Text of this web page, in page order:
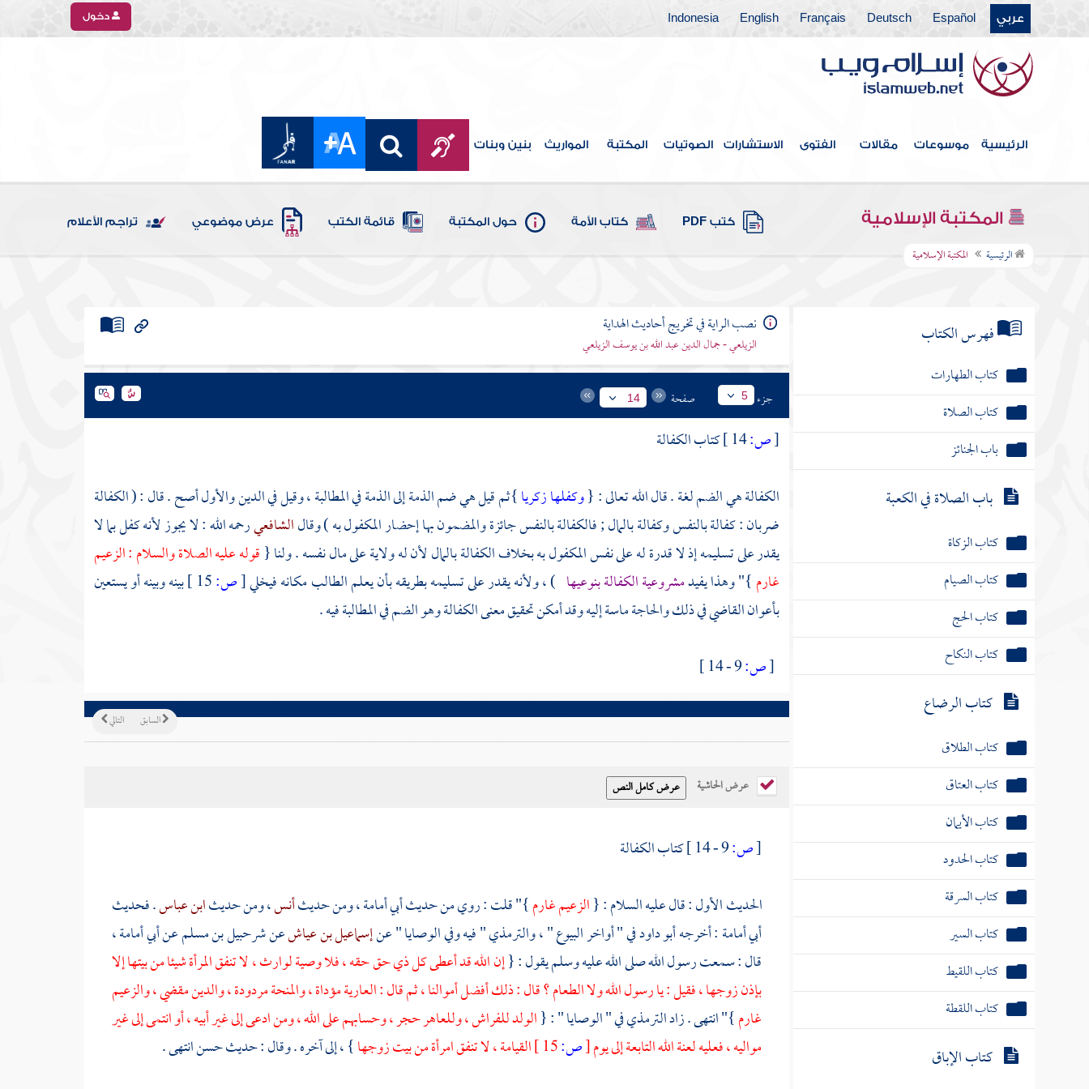
عربي Español
Deutsch
Français
English
Indonesia دخول
الرئيسية موسوعات مقالات الفتوى الاستشارات الصوتيات المكتبة المواريث بنين وبنات
المكتبة الإسلامية كتب PDF كتاب الأمة حول المكتبة قائمة الكتب عرض موضوعي تراجم الأعلام
الرئيسية المكتبة الإسلامية
فهرس الكتاب
كتاب الطهارات
كتاب الصلاة
باب الجنائز
باب الصلاة في الكعبة
كتاب الزكاة
كتاب الصيام
كتاب الحج
كتاب النكاح
كتاب الرضاع
كتاب الطلاق
كتاب العتاق
كتاب الأيمان
كتاب الحدود
كتاب السرقة
كتاب السير
كتاب اللقيط
كتاب اللقطة
كتاب الإباق
نصب الراية في تخريج أحاديث الهداية
الزيلعي - جمال الدين عبد الله بن يوسف الزيلعي
جزء 5 صفحة 14
[ص:
كتاب الكفالة
الكفالة هي الضم لغة . قال الله تعالى : {وكفلها زكريا}ثم قيل هي ضم الذمة إلى الذمة في المطالبة ، وقيل في الدين والأول أصح . قال : ( الكفالة
ضربان : كفالة بالنفس وكفالة بالمال ; فالكفالة بالنفس جائزة والمضمون بها إحضار المكفول به ) وقالالشافعيرحمه الله : لا يجوز لأنه كفل بما لا
يقدر على تسليمه إذ لا قدرة له على نفس المكفول به بخلاف الكفالة بالمال لأن له ولاية على مال نفسه . ولنا {قوله عليه الصلاة والسلام : الزعيم
غارم}" وهذا يفيدمشروعية الكفالة بنوعيها ) ، ولأنه يقدر على تسليمه بطريقه بأن يعلم الطالب مكانه فيخلي[ص:
بينه وبينه أو يستعين
بأعوان القاضي في ذلك والحاجة ماسة إليه وقد أمكن تحقيق معنى الكفالة وهو الضم في المطالبة فيه .
[ص:
التالي السابق
عرض الحاشية
[ص:
كتاب الكفالة
الحديث الأول : قال عليه السلام : {الزعيم غارم}" قلت : روي من حديثأبي أمامة، ومن حديثأنس، ومن حديثابن عباس. فحديث
أبي أمامة: أخرجهأبو داودفي " أواخر البيوع " ،والترمذي" فيه وفي الوصايا " عنإسماعيل بن عياشعنشرحبيل بن مسلمعنأبي أمامة،
قال : سمعت رسول الله صلى الله عليه وسلم يقول : {إن الله قد أعطى كل ذي حق حقه ، فلا وصية لوارث ، لا تنفق المرأة شيئا من بيتها إلا
بإذن زوجها ، فقيل : يا رسول الله ولا الطعام ؟ قال : ذلك أفضل أموالنا ، ثم قال : العارية مؤداة ، والمنحة مردودة ، والدين مقضي ، والزعيم
غارم}" انتهى . زادالترمذيفي " الوصايا " : {الولد للفراش ، وللعاهر حجر ، وحسابهم على الله ، ومن ادعى إلى غير أبيه ، أو انتمى إلى غير
مواليه ، فعليه لعنة الله التابعة إلى يوم[ص: القيامة ، لا تنفق امرأة من بيت زوجها} ، إلى آخره . وقال : حديث حسن انتهى .